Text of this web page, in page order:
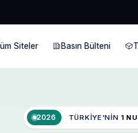
Siteler Basın Bülteni
2026 TÜRKIYE'NIN 1